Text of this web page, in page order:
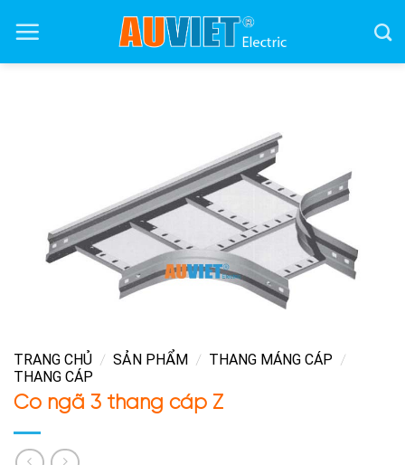
TRANG CHỦ / SẢN PHẨM / THANG MÁNG CÁP /
THANG CÁP
Co ngã 3 thang cáp Z